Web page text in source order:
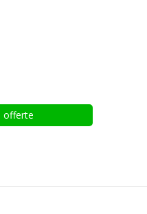
offerte